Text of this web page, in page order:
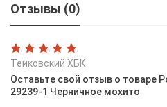
Отзывы (0)
Тейковский ХБК
Оставьте свой отзыв о товаре
29239-1 Черничное мохито